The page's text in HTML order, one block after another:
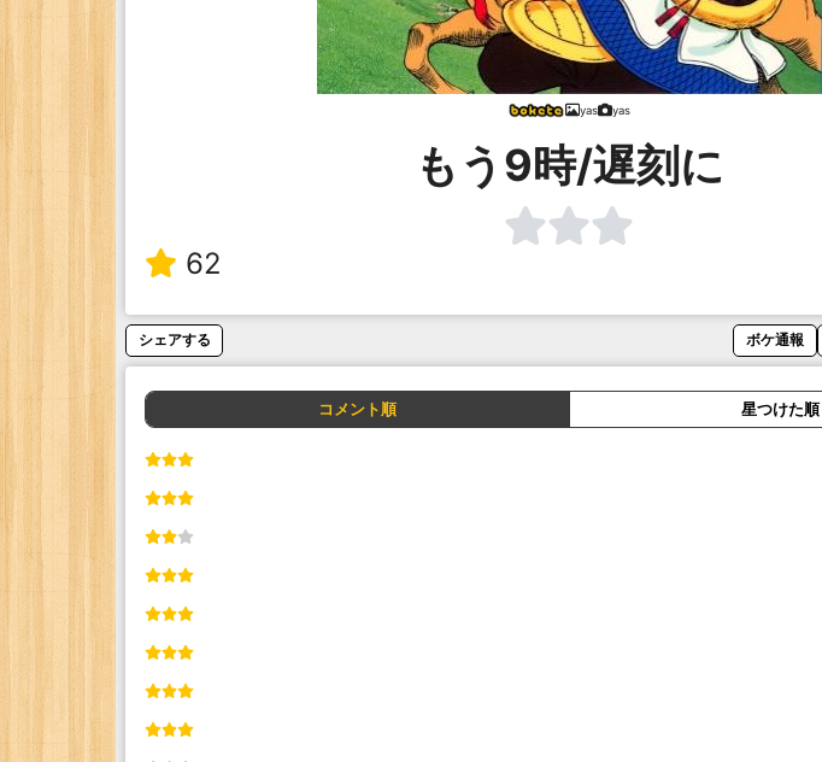
yas yas
もう9時/遅刻に
62
シェアする ボケ通報
コメント順 星つけた順